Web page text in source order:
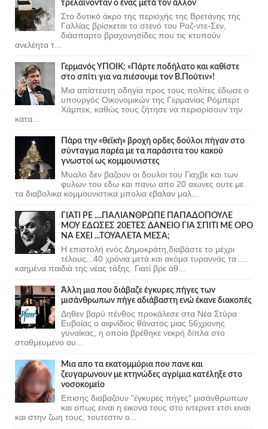
τρελαίνονταν ο ένας μετά τον άλλον
Στο δυτικό άκρο της περιοχής της Βρετάνης της
Γαλλίας βρίσκεται το στενό του Ραζ-ντε-Σεν,
διάσπαρτο βραχονησίδες που τις κτυπούν
ανελέητα τ...
Γερμανός ΥΠΟΙΚ: «Πάρτε ποδήλατο και καθίστε
στο σπίτι για να πιέσουμε τον Β.Πούτιν»!
Μια απίστευτη οδηγία προς τους πολίτες έδωσε ο
υπουργός Οικονομικών της Γερμανίας Ρόμπερτ
Χάμπεκ, καθώς τους ζήτησε να περιορίσουν την
κατα...
Πάρα την «θεϊκή» βροχή ορδες δούλοι πήγαν στο
σύνταγμα παρέα με τα παράσιτα του κακού
γνωστοί ως κομμουνιστες
Μυαλο δεν βαζουν οι δουλοι του Γιαχβε και των
φυλων του εδω και πανω απο 20 αιωνες ουτε με
τα διαβολικα κομμουνιστικα μπολια εβαλαν μαλ...
ΓΙΑΤΙ ΡΕ ....ΠΑΛΙΑΝΘΡΩΠΕ ΠΑΠΑΔΟΠΟΥΛΕ
ΜΟΥ ΕΔΩΣΕΣ 20ΕΤΕΣ ΔΑΝΕΙΟ ΓΙΑ ΣΠΙΤΙ ΜΕ ΟΡΟ
ΝΑ ΕΧΕΙ ...ΤΟΥΑΛΕΤΑ ΜΕΣΑ;
Η επιστολή ενός Δημοκράτη,διαβάστε το μέχρι
τέλους...40 χρόνια μετά και ακόμα τυραννάς τα ....
καημένα παιδιά της νέας τάξης. Γιατί βρε άθ...
Άλλη μια που διάβαζε έγκυρες πήγες των
μισάνθρωπων πήγε αδιάβαστη ενώ έκανε διακοπές
Δηθεν βαρύ πένθος προκάλεσε στα Νέα Στύρα
Ευβοίας ο αιφνίδιος θάνατος μιας 56χρονης
γυναίκας, η οποία βρέθηκε νεκρή δίπλα στο
σταθμευμένο αυ...
Μια απο τα εκατομμύρια που πανε και
ζευγαρωνουν με κτηνώδες αγρίμια κατέληξε στο
νοσοκομείο
Επισης διαβαζουν "έγκυρες πήγες" μισάνθρωπων
και οπως ειναι η εικονα τους στο ιντερνετ ετσι ειναι
και στην ζωη τους, τουτεστιν ο...